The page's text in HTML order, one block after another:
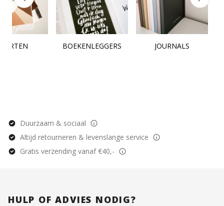
BOEKENLEGGERS JOURNALS
Duurzaam & sociaal
Altijd retourneren & levenslange service
Gratis verzending vanaf €40,-
HULP OF ADVIES NODIG?